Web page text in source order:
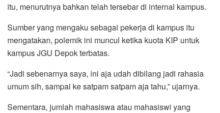
itu, menurutnya bahkan telah tersebar di internal kampus.
Sumber yang mengaku sebagai pekerja di kampus itu
mengatakan, polemik ini muncul ketika kuota KIP untuk
kampus JGU Depok terbatas.
“Jadi sebenarnya saya, ini aja udah dibilang jadi rahasia
umum sih, sampai ke satpam satpam aja tahu,” ujarnya.
Sementara, jumlah mahasiswa atau mahasiswi yang